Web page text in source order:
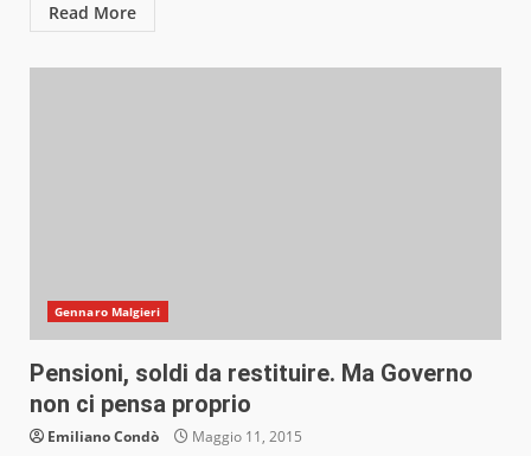
Read More
Gennaro Malgieri
Pensioni, soldi da restituire. Ma Governo
non ci pensa proprio
Emiliano Condò Maggio 11, 2015